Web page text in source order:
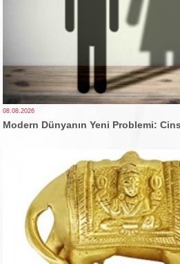
08.08.2026
Modern Dünyanın Yeni Problemi: